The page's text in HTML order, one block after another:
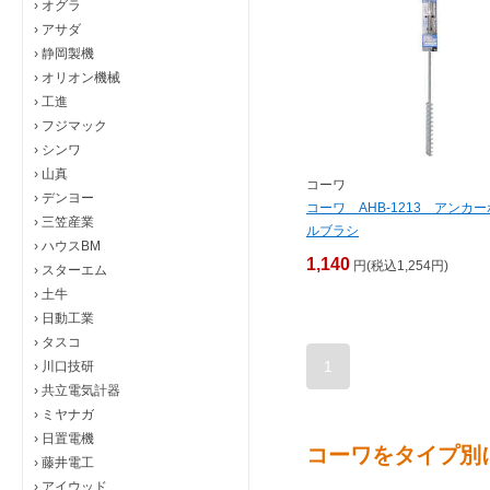
› オグラ
› アサダ
› 静岡製機
› オリオン機械
› 工進
› フジマック
› シンワ
› 山真
› デンヨー
› 三笠産業
› ハウスBM
› スターエム
› 土牛
› 日動工業
› タスコ
› 川口技研
› 共立電気計器
› ミヤナガ
› 日置電機
› 藤井電工
› アイウッド
コーワ
コーワ AHB-1213 アンカー
ルブラシ
1,140 円(税込1,254円)
1
コーワをタイプ別